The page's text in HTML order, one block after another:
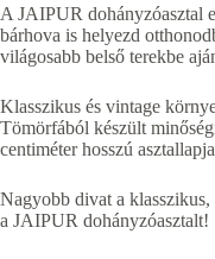
A JAIPUR dohányzóasztal
bárhova is helyezd
világosabb belső terekbe
Klasszikus és vintage
Tömörfából készült
centiméter hosszú
Nagyobb divat a
a JAIPUR dohányzóasztalt!